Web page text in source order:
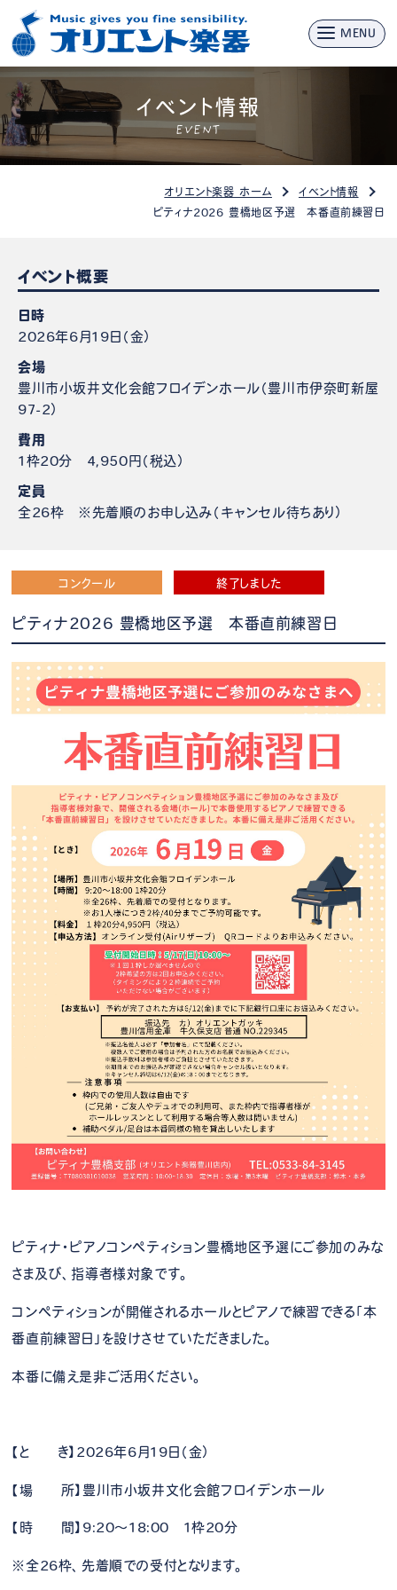
MENU
イベント情報
EVENT
オリエント楽器 ホーム
イベント情報
ピティナ2026 豊橋地区予選 本番直前練習日
コンクール 終了しました
ピティナ2026 豊橋地区予選 本番直前練習日
ピティナ・ピアノコンペティション豊橋地区予選にご参加のみな
さま及び、指導者様対象です。
コンペティションが開催されるホールとピアノで練習できる「本
番直前練習日」を設けさせていただきました。
本番に備え是非ご活用ください。
【と き】2026年6月19日（金）
【場 所】豊川市小坂井文化会館フロイデンホール
【時 間】9:20～18:00 1枠20分
※全26枠、先着順での受付となります。
イベント概要
日時
2026年6月19日（金）
会場
豊川市小坂井文化会館フロイデンホール（豊川市伊奈町新屋
97-2）
費用
1枠20分 4,950円（税込）
定員
全26枠 ※先着順のお申し込み（キャンセル待ちあり）